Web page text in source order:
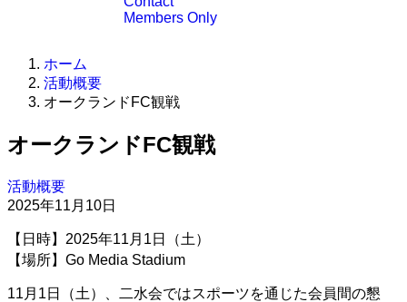
Members Only
ホーム
活動概要
オークランドFC観戦
オークランドFC観戦
活動概要
2025年11月10日
【日時】2025年11月1日（土）
【場所】Go Media Stadium
11月1日（土）、二水会ではスポーツを通じた会員間の懇